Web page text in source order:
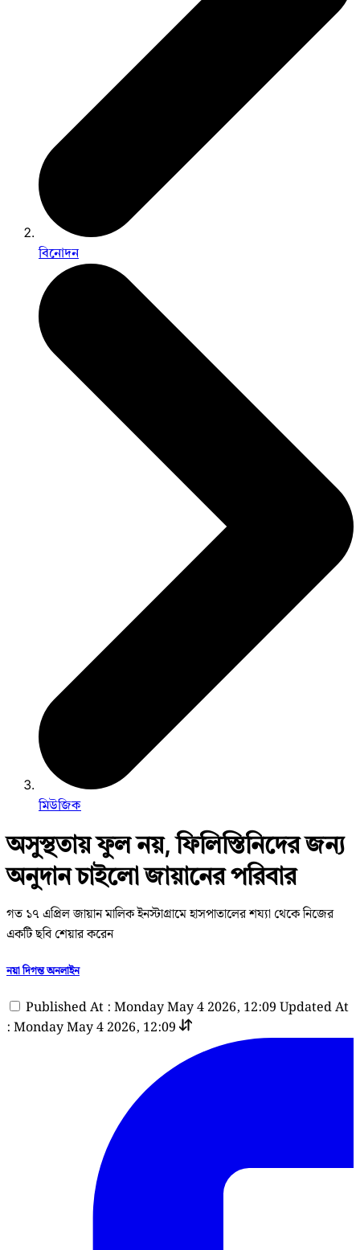
বিনোদন
মিউজিক
অসুস্থতায় ফুল নয়, ফিলিস্তিনিদের জন্য
অনুদান চাইলো জায়ানের পরিবার
গত ১৭ এপ্রিল জায়ান মালিক ইনস্টাগ্রামে হাসপাতালের শয্যা থেকে নিজের
একটি ছবি শেয়ার করেন
নয়া দিগন্ত অনলাইন
Published At : Monday May 4 2026, 12:09 Updated At
: Monday May 4 2026, 12:09